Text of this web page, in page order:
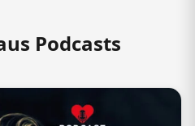
Podcasts